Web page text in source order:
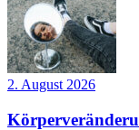
2. August 2026